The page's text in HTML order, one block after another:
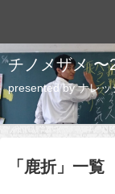
チノメザメ 〜
presented by ナレッ
「 鹿折」 一覧